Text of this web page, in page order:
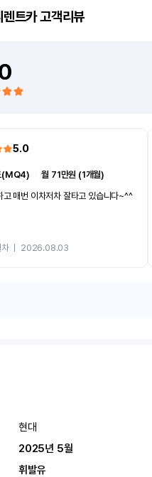
트카고객리뷰
5.0
(MQ4) ㅣ월 71만원 (1개월)
고 매번 이차저차 잘타고 있습니다~^^
ㅣ 2026.08.03
현대
2025년 5월
휘발유